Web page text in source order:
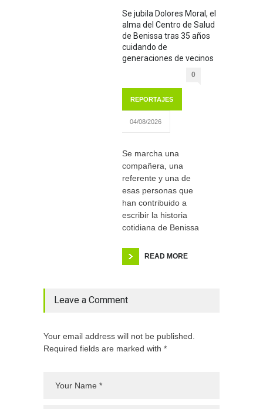
Se jubila Dolores Moral, el
alma del Centro de Salud
de Benissa tras 35 años
cuidando de
generaciones de vecinos
0
REPORTAJES
04/08/2026
Se marcha una
compañera, una
referente y una de
esas personas que
han contribuido a
escribir la historia
cotidiana de Benissa
READ MORE
Leave a Comment
Your email address will not be published.
Required fields are marked with *